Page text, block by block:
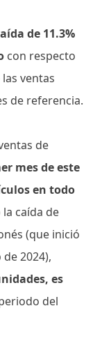
de 11.3%
con respecto
ventas
de referencia.
de
mes de este
en todo
caída de
(que inició
2024),
es
del